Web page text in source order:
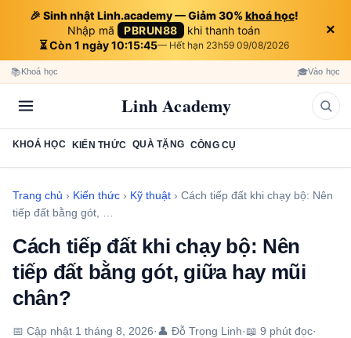
🎉 Sinh nhật Linh.academy — Giảm 30% khoá học!
Nhập mã PBRUN88 khi thanh toán
⏳ Còn 1 ngày 10:15:44— Hết hạn 23h59 09/08/2026
×
📚Khoá học 🎓Vào học
Linh Academy
KHOÁ HỌC KIẾN THỨC QUÀ TẶNG CÔNG CỤ
Trang chủ › Kiến thức › Kỹ thuật › Cách tiếp đất khi chạy bộ: Nên
tiếp đất bằng gót, …
Cách tiếp đất khi chạy bộ: Nên
tiếp đất bằng gót, giữa hay mũi
chân?
📅 Cập nhật 1 tháng 8, 2026·👤 Đỗ Trọng Linh·📖 9 phút đọc·